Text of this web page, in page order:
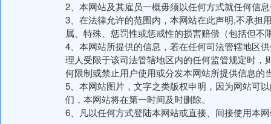
2、本网站及其雇员一概毋须以任何方式就任何信
3、在法律允许的范围内，本网站在此声明,不承担
属、特殊、惩罚性或惩戒性的损害赔偿（包括但
4、本网站所提供的信息，若在任何司法管辖地区
理人受限于该司法管辖地区内的任何监管规定时
何限制或禁止用户使用或分发本网站所提供信息的
5、本网站图片，文字之类版权申明，因为网站可
们，本网站将在第一时间及时删除。
6、凡以任何方式登陆本网站或直接、间接使用本